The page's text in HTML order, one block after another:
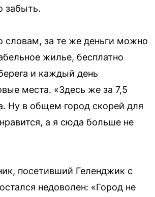
забыть.
словам, за те же деньги можно
жилье, бесплатно
и каждый день
места. «Здесь же за 7,5
Ну в общем город скорей для
а я сюда больше не
посетивший Геленджик с
недоволен: «Город не